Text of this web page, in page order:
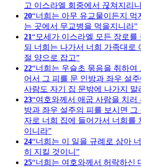
고 이스라엘 회중에서 끊쳐지리니
20 너희는 아무 유교물이든지 먹
는 곳에서 무교병을 먹을지니라
21
모세가 이스라엘 모든 장로를
되 너희는 나가서 너희 가족대로
절 양으로 잡고
22 너희는 우슬초 묶음을 취하여
어서 그 피를 문 인방과 좌우 설
사람도 자기 집 문밖에 나가지 말
23 여호와께서 애굽 사람을 치러
방과 좌우 설주의 피를 보시면
자로 너희 집에 들어가서 너희를
이니라
24 너희는 이 일을 규례로 삼아
히 지킬 것이니
25 너희는 여호와께서 허락하신